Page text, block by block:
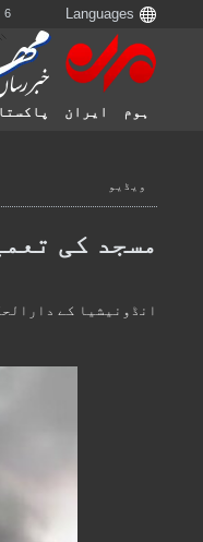
6 اگست، 2026
ہوم ایران
ویڈیو
مسجد کی
انڈونیشیا کے